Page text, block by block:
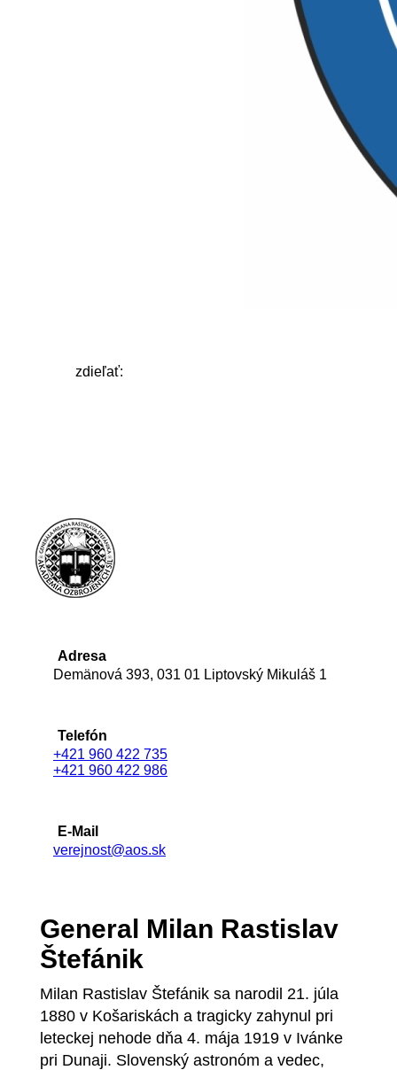
zdieľať:
Adresa
Demänová 393, 031 01 Liptovský Mikuláš 1
Telefón
+421 960 422 735
+421 960 422 986
E-Mail
verejnost@aos.sk
General Milan Rastislav
Štefánik
Milan Rastislav Štefánik sa narodil 21. júla
1880 v Košariskách a tragicky zahynul pri
leteckej nehode dňa 4. mája 1919 v Ivánke
pri Dunaji. Slovenský astronóm a vedec,